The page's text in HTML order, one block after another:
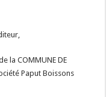
la COMMUNE DE
Paput Boissons